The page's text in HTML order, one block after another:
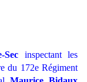
Sec inspectant les
du 172e Régiment